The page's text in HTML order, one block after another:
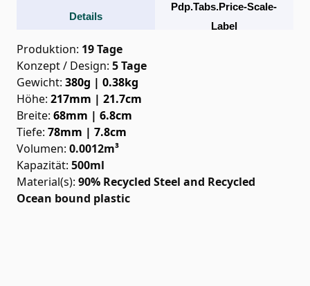
Details
Pdp.tabs.price-Scale-
Label
Produktion: 19 Tage
Konzept / Design: 5Tage
Gewicht: 380g | 0.38kg
Höhe: 217mm | 21.7cm
Breite: 68mm | 6.8cm
Tiefe: 78mm | 7.8cm
Volumen: 0.0012m³
Kapazität: 500ml
Material(s): 90% Recycled Steel and Recycled
Ocean bound plastic